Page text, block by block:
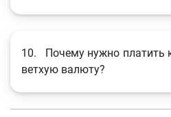
10.
Почему нужно платить
ветхую валюту?